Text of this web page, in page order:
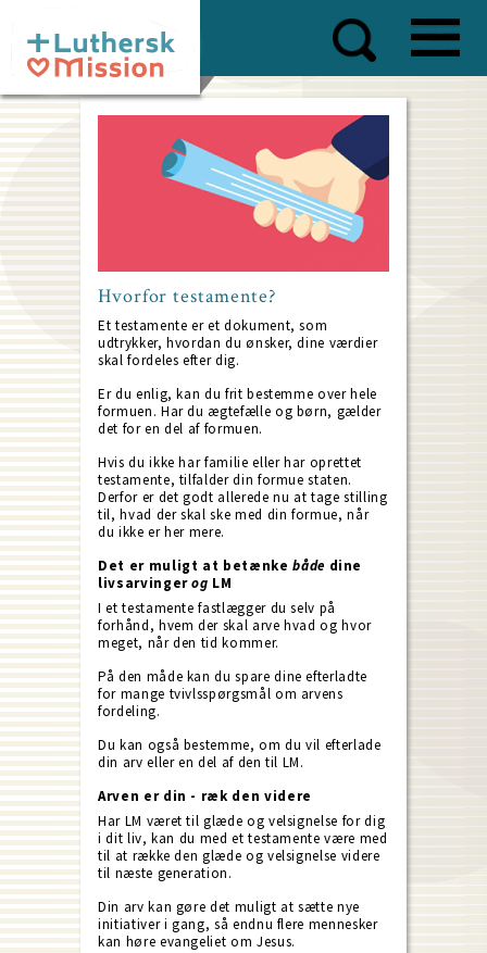
main
content
Hvorfor testamente?
Et testamente er et dokument, som
udtrykker, hvordan du ønsker, dine værdier
skal fordeles efter dig.
Er du enlig, kan du frit bestemme over hele
formuen. Har du ægtefælle og børn, gælder
det for en del af formuen.
Hvis du ikke har familie eller har oprettet
testamente, tilfalder din formue staten.
Derfor er det godt allerede nu at tage stilling
til, hvad der skal ske med din formue, når
du ikke er her mere.
Det er muligt at betænkebåde dine
livsarvingerog LM
I et testamente fastlægger du selv på
forhånd, hvem der skal arve hvad og hvor
meget, når den tid kommer.
På den måde kan du spare dine efterladte
for mange tvivlsspørgsmål om arvens
fordeling.
Du kan også bestemme, om du vil efterlade
din arv eller en del af den til LM.
Arven er din - ræk den videre
Har LM været til glæde og velsignelse for dig
i dit liv, kan du med et testamente være med
til at række den glæde og velsignelse videre
til næste generation.
Din arv kan gøre det muligt at sætte nye
initiativer i gang, så endnu flere mennesker
kan høre evangeliet om Jesus.